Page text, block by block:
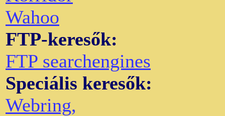
Wahoo
FTP-keresők:
FTP searchengines
Speciális keresők:
Webring,